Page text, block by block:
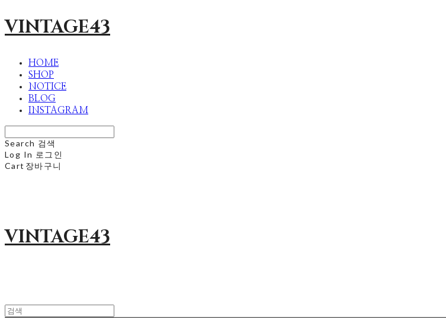
VINTAGE43
HOME
SHOP
NOTICE
BLOG
INSTAGRAM
Search 검색
Log In 로그인
Cart 장바구니
VINTAGE43